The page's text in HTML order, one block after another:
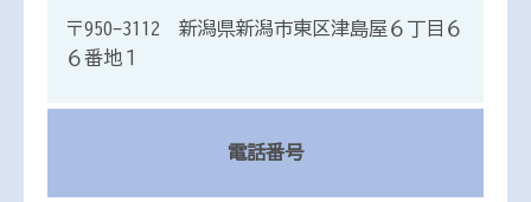
〒950-3112 新潟県新潟市東区津島屋６丁目６
６番地１
電話番号